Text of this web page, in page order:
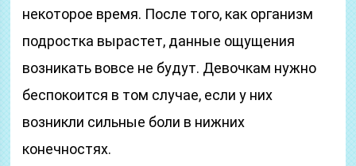
некоторое время. После того, как организм
подростка вырастет, данные ощущения
возникать вовсе не будут. Девочкам нужно
беспокоится в том случае, если у них
возникли сильные боли в нижних
конечностях.